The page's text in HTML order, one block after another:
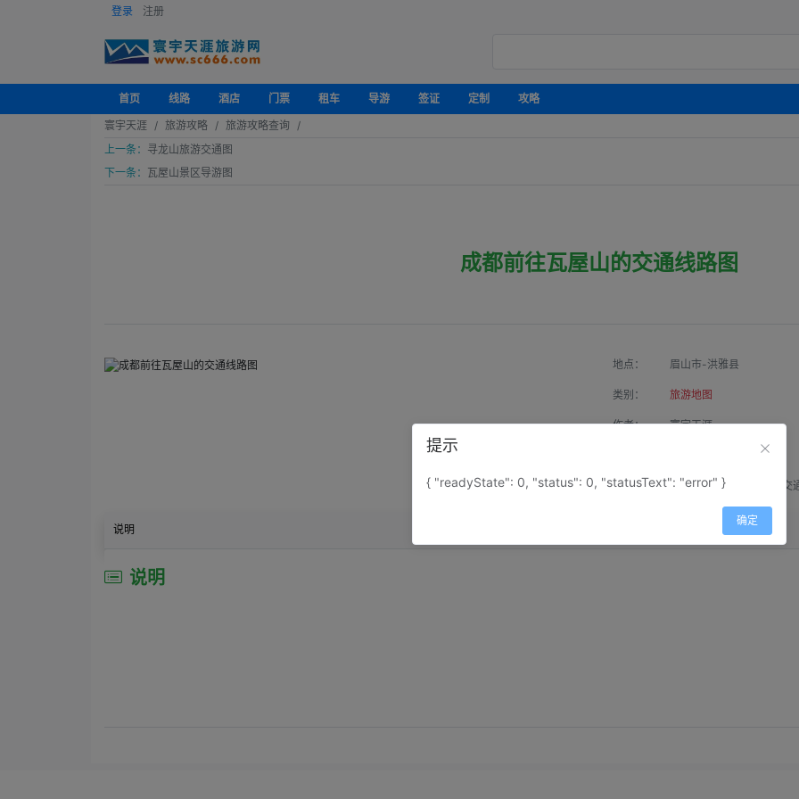
登录 注册
首页 线路 酒店 门票 租车 导游 签证 定制
攻略
寰宇天涯
旅游攻略
旅游攻略查询
上一条： 寻龙山旅游交通图
下一条： 瓦屋山景区导游图
成都前往瓦屋山的交通线路图
地点： 眉山市-洪雅县
类别： 旅游地图
作者： 寰宇天涯
属性： 地图属性： 地图类型-交
说明
说明
提示
{ "readyState": 0, "status": 0, "statusText": "error" }
确定